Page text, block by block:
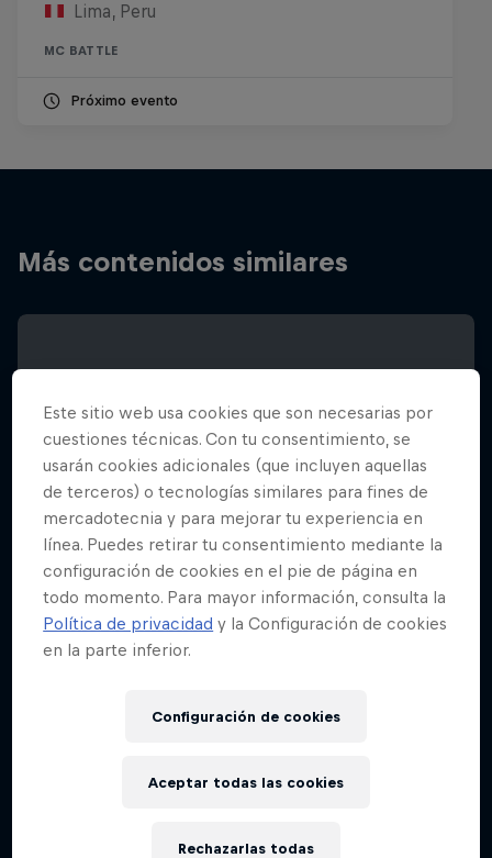
Lima, Peru
MC BATTLE
Próximo evento
Más contenidos similares
Red Bull Batalla Final Torneo de Plazas
Este sitio web usa cookies que son necesarias por
cuestiones técnicas. Con tu consentimiento, se
usarán cookies adicionales (que incluyen aquellas
de terceros) o tecnologías similares para fines de
mercadotecnia y para mejorar tu experiencia en
línea. Puedes retirar tu consentimiento mediante la
configuración de cookies en el pie de página en
todo momento. Para mayor información, consulta la
Política de privacidad y la Configuración de cookies
en la parte inferior.
Configuración de cookies
Rechazarlas todas
Aceptar todas las cookies